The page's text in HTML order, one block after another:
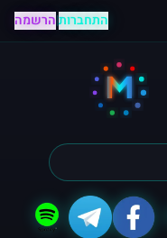
התחברות|הרשמה
M